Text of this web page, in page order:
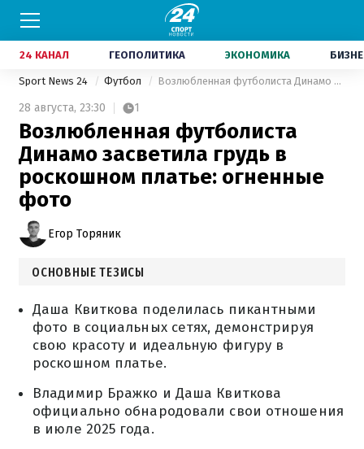
24 КАНАЛ ГЕОПОЛИТИКА ЭКОНОМИКА
Sport News 24 Футбол Возлюбленная футболиста Динамо засветила грудь в роскошном платье: огненные фото
28 августа, 23:30 1
Возлюбленная футболиста
Динамо засветила грудь в
роскошном платье: огненные
фото
Егор Торяник
ОСНОВНЫЕ ТЕЗИСЫ
Даша Квиткова поделилась пикантными
фото в социальных сетях, демонстрируя
свою красоту и идеальную фигуру в
роскошном платье.
Владимир Бражко и Даша Квиткова
официально обнародовали свои отношения
в июле 2025 года.